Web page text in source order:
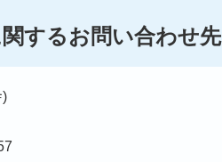
するお問い合わせ先
)